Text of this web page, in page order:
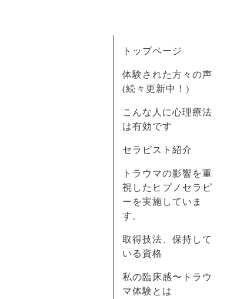
トップページ
体験された方々の声
(続々更新中！)
こんな人に心理療法
は有効です
セラピスト紹介
トラウマの影響を重
視したヒプノセラピ
ーを実施していま
す。
取得技法、保持して
いる資格
私の臨床感〜トラウ
マ体験とは